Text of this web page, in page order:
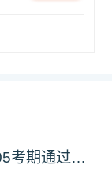
信息系统项目管理师2505与2605考期通过人数深度对比分析